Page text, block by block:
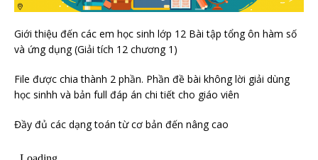
Giới thiệu đến các em học sinh lớp 12 Bài tập tổng ôn hàm số
và ứng dụng (Giải tích 12 chương 1)
File được chia thành 2 phần. Phần đề bài không lời giải dùng
học sinhh và bản full đáp án chi tiết cho giáo viên
Đầy đủ các dạng toán từ cơ bản đến nâng cao